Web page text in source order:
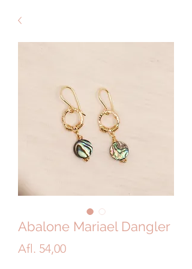
Abalone Mariael Dangler
Afl. 54,00Price